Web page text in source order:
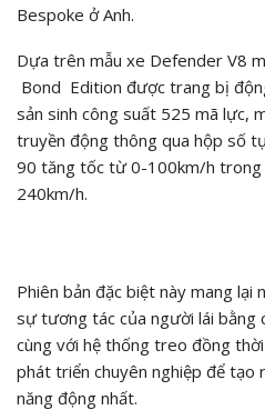
Bespoke ở Anh.
Dựa trên mẫu xe Defender V8
Bond Edition được trang bị
sản sinh công suất 525 mã lực,
truyền động thông qua hộp số
90 tăng tốc từ 0-100km/h
240km/h.
Phiên bản đặc biệt này mang lại
sự tương tác của người lái bằng
cùng với hệ thống treo đồng
phát triển chuyên nghiệp để tạo
năng động nhất.